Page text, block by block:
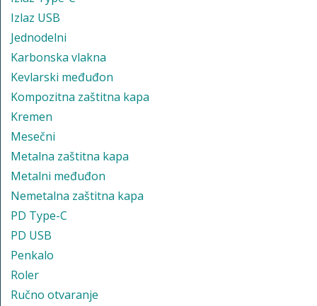
Izlaz USB
Jednodelni
Karbonska vlakna
Kevlarski međuđon
Kompozitna zaštitna kapa
Kremen
Mesečni
Metalna zaštitna kapa
Metalni međuđon
Nemetalna zaštitna kapa
PD Type-C
PD USB
Penkalo
Roler
Ručno otvaranje